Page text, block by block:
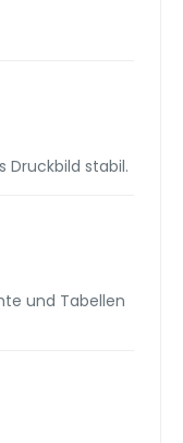
Druckbild stabil.
und Tabellen